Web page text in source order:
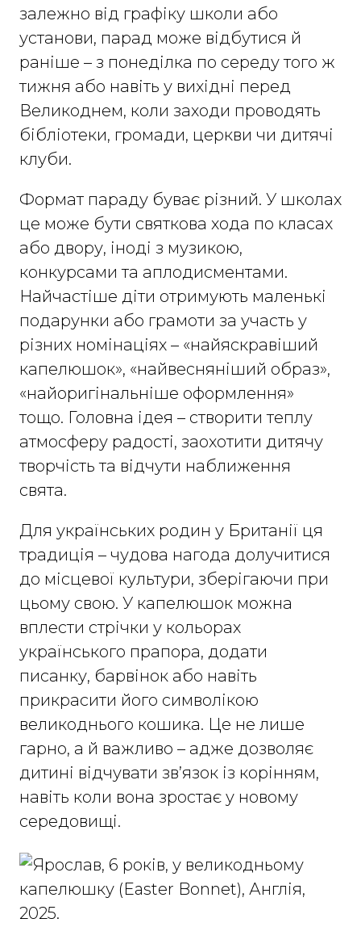
залежно від графіку школи або
установи, парад може відбутися й
раніше – з понеділка по середу того ж
тижня або навіть у вихідні перед
Великоднем, коли заходи проводять
бібліотеки, громади, церкви чи дитячі
клуби.
Формат параду буває різний. У школах
це може бути святкова хода по класах
або двору, іноді з музикою,
конкурсами та аплодисментами.
Найчастіше діти отримують маленькі
подарунки або грамоти за участь у
різних номінаціях – «найяскравіший
капелюшок», «найвесняніший образ»,
«найоригінальніше оформлення»
тощо. Головна ідея – створити теплу
атмосферу радості, заохотити дитячу
творчість та відчути наближення
свята.
Для українських родин у Британії ця
традиція – чудова нагода долучитися
до місцевої культури, зберігаючи при
цьому свою. У капелюшок можна
вплести стрічки у кольорах
українського прапора, додати
писанку, барвінок або навіть
прикрасити його символікою
великоднього кошика. Це не лише
гарно, а й важливо – адже дозволяє
дитині відчувати зв’язок із корінням,
навіть коли вона зростає у новому
середовищі.